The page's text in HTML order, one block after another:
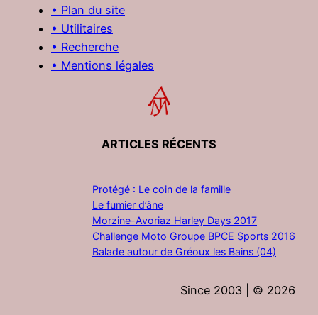
• Plan du site
• Utilitaires
• Recherche
• Mentions légales
ARTICLES RÉCENTS
Protégé : Le coin de la famille
Le fumier d’âne
Morzine-Avoriaz Harley Days 2017
Challenge Moto Groupe BPCE Sports 2016
Balade autour de Gréoux les Bains (04)
Since 2003 | © 2026